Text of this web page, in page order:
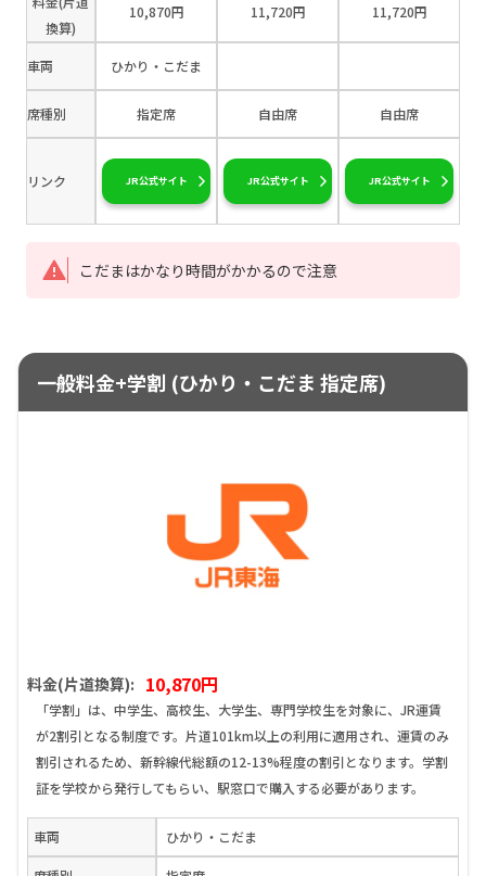
換算)
10,870円 11,720円 11,720円
車両 ひかり・こだま
席種別 指定席 自由席 自由席
リンク JR公式サイト JR公式サイト JR公式サイト
こだまはかなり時間がかかるので注意
一般料金+学割 (ひかり・こだま 指定席)
料金(片道換算): 10,870円
「学割」は、中学生、高校生、大学生、専門学校生を対象に、JR運賃
が2割引となる制度です。片道101km以上の利用に適用され、運賃のみ
割引されるため、新幹線代総額の12-13%程度の割引となります。学割
証を学校から発行してもらい、駅窓口で購入する必要があります。
車両 ひかり・こだま